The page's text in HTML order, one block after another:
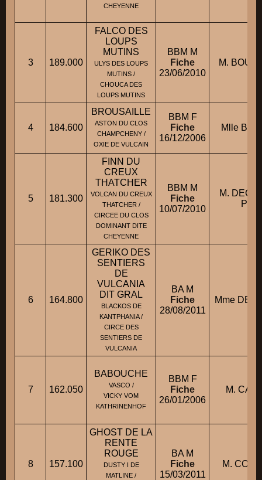
CHEYENNE
3 189.000
FALCO DES
LOUPS
MUTINS
ULYS DES LOUPS
MUTINS /
CHOUCA DES
LOUPS MUTINS
BBM M
Fiche
23/06/2010
M.
4 184.600
BROUSAILLE
ASTON DU CLOS
CHAMPCHENY /
OXIE DE VULCAIN
BBM F
Fiche
16/12/2006
Mlle
5 181.300
FINN DU
CREUX
THATCHER
VOLCAN DU CREUX
THATCHER /
CIRCEE DU CLOS
DOMINANT DITE
CHEYENNE
BBM M
Fiche
10/07/2010
M.
6 164.800
GERIKO DES
SENTIERS
DE
VULCANIA
DIT GRAL
BLACKOS DE
KANTPHANIA /
CIRCE DES
SENTIERS DE
VULCANIA
BA M
Fiche
28/08/2011
Mme
7 162.050
BABOUCHE
VASCO /
VICKY VOM
KATHRINENHOF
BBM F
Fiche
26/01/2006
M.
8 157.100
GHOST DE LA
RENTE
ROUGE
DUSTY I DE
MATLINE /
BA M
Fiche
15/03/2011
M.